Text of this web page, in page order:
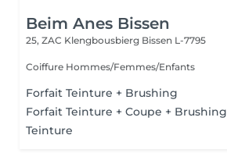
Beim Anes Bissen
25, ZAC Klengbousbierg Bissen L-7795
Coiffure Hommes/Femmes/Enfants
Forfait Teinture + Brushing
Forfait Teinture + Coupe + Brushing
Teinture